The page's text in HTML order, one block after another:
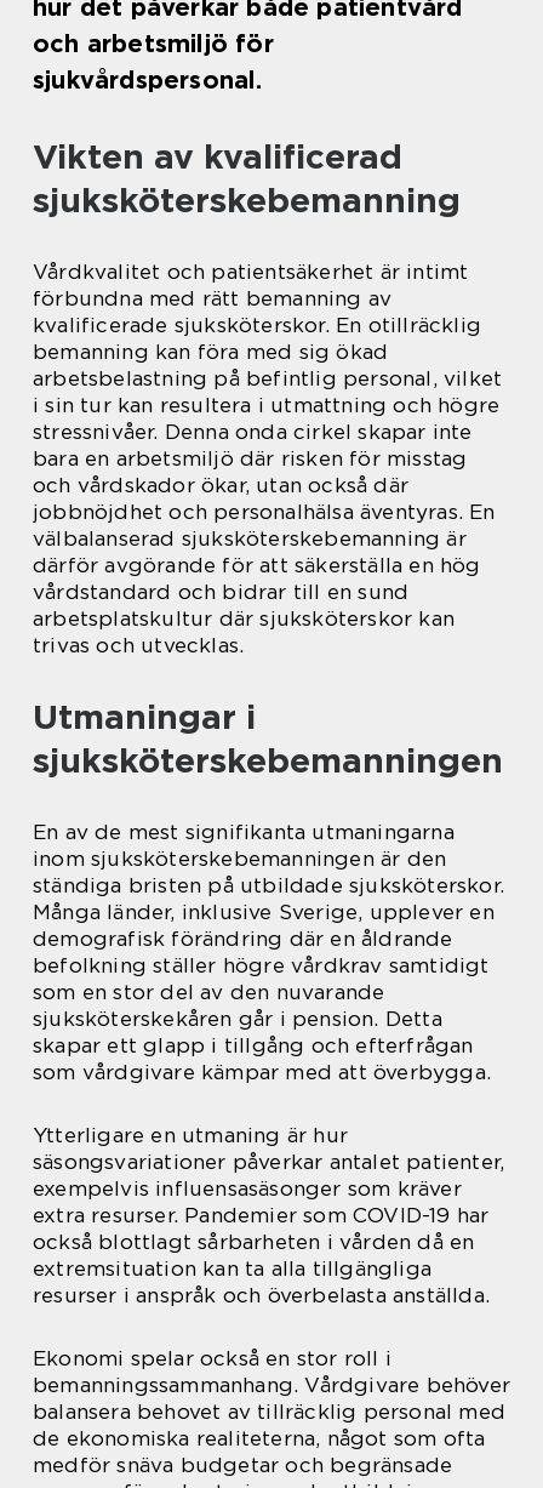
hur det påverkar både patientvård
och arbetsmiljö för
sjukvårdspersonal.
Vikten av kvalificerad
sjuksköterskebemanning
Vårdkvalitet och patientsäkerhet är intimt
förbundna med rätt bemanning av
kvalificerade sjuksköterskor. En otillräcklig
bemanning kan föra med sig ökad
arbetsbelastning på befintlig personal, vilket
i sin tur kan resultera i utmattning och högre
stressnivåer. Denna onda cirkel skapar inte
bara en arbetsmiljö där risken för misstag
och vårdskador ökar, utan också där
jobbnöjdhet och personalhälsa äventyras. En
välbalanserad sjuksköterskebemanning är
därför avgörande för att säkerställa en hög
vårdstandard och bidrar till en sund
arbetsplatskultur där sjuksköterskor kan
trivas och utvecklas.
Utmaningar i
sjuksköterskebemanningen
En av de mest signifikanta utmaningarna
inom sjuksköterskebemanningen är den
ständiga bristen på utbildade sjuksköterskor.
Många länder, inklusive Sverige, upplever en
demografisk förändring där en åldrande
befolkning ställer högre vårdkrav samtidigt
som en stor del av den nuvarande
sjuksköterskekåren går i pension. Detta
skapar ett glapp i tillgång och efterfrågan
som vårdgivare kämpar med att överbygga.
Ytterligare en utmaning är hur
säsongsvariationer påverkar antalet patienter,
exempelvis influensasäsonger som kräver
extra resurser. Pandemier som COVID-19 har
också blottlagt sårbarheten i vården då en
extremsituation kan ta alla tillgängliga
resurser i anspråk och överbelasta anställda.
Ekonomi spelar också en stor roll i
bemanningssammanhang. Vårdgivare behöver
balansera behovet av tillräcklig personal med
de ekonomiska realiteterna, något som ofta
medför snäva budgetar och begränsade